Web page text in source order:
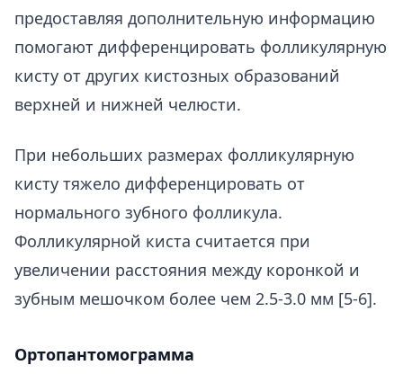
предоставляя дополнительную информацию
помогают дифференцировать фолликулярную
кисту от других кистозных образований
верхней и нижней челюсти.
При небольших размерах фолликулярную
кисту тяжело дифференцировать от
нормального зубного фолликула.
Фолликулярной киста считается при
увеличении расстояния между коронкой и
зубным мешочком более чем 2.5-3.0 мм [5-6].
Ортопантомограмма